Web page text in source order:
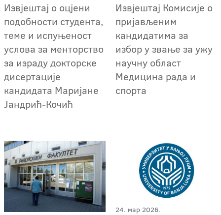
Извјештај о оцјени
подобности студента,
теме и испуњеност
услова за менторство
за израду докторске
дисертације
кандидата Маријане
Јандрић-Кочић
Извјештај Комисије о
пријављеним
кандидатима за
избор у звање за ужу
научну област
Медицина рада и
спорта
24. мар 2026.